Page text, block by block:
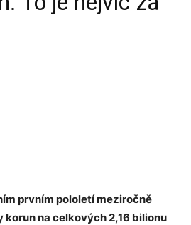
prvním pololetí meziročně
korun na celkových 2,16 bilionu